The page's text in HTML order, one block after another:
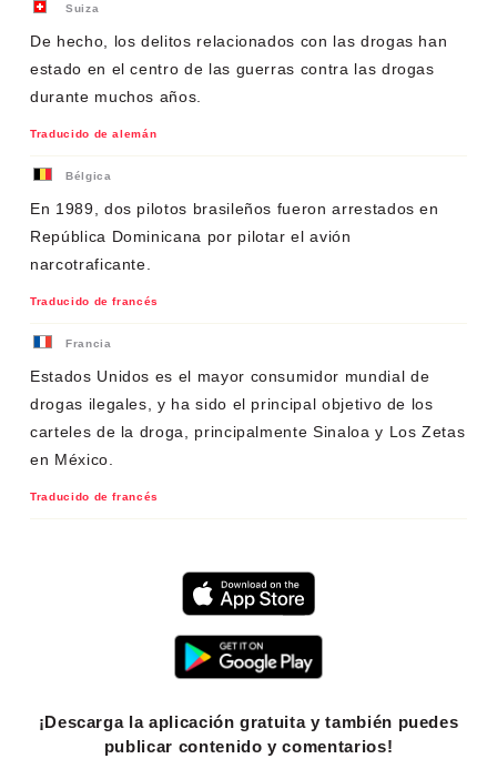
Suiza
De hecho, los delitos relacionados con las drogas han
estado en el centro de las guerras contra las drogas
durante muchos años.
Traducido de alemán
Bélgica
En 1989, dos pilotos brasileños fueron arrestados en
República Dominicana por pilotar el avión
narcotraficante.
Traducido de francés
Francia
Estados Unidos es el mayor consumidor mundial de
drogas ilegales, y ha sido el principal objetivo de los
carteles de la droga, principalmente Sinaloa y Los Zetas
en México.
Traducido de francés
¡Descarga la aplicación gratuita y también puedes
publicar contenido y comentarios!